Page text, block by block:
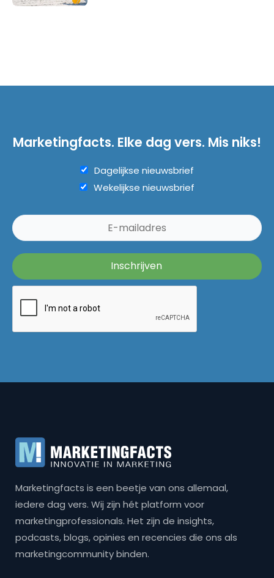
Marketingfacts. Elke dag vers. Mis niks!
Dagelijkse nieuwsbrief
Wekelijkse nieuwsbrief
Marketingfacts is een beetje van ons allemaal,
iedere dag vers. Wij zijn hét platform voor
marketingprofessionals. Het zijn de insights,
podcasts, blogs, opinies en recencies die ons als
marketingcommunity binden.